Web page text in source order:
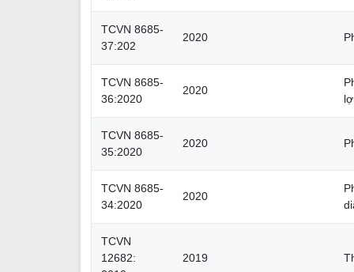
TCVN 8685-
37:202
2020
TCVN 8685-
36:2020
2020
TCVN 8685-
35:2020
2020
TCVN 8685-
34:2020
2020
TCVN
12682:
2019